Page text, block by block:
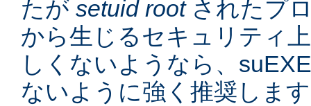
たが setuid rootされたプ
から生じるセキュリティ
しくないようなら、
ないように強く推奨しま